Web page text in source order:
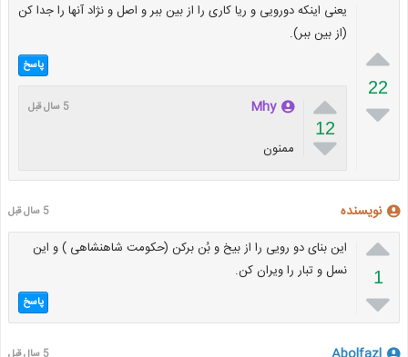

22

یعنی اینکه دورویی و ریا کاری را از بین ببر و اصل و نژاد آنها را جدا کن
(از بین ببر).
پاسخ

12

Mhy 5 سال قبل
ممنون
نویسنده 5 سال قبل

1

این بنای دو رویی را از بیخ و بُن برکن (حکومت شاهنشاهی ) و این
نسل و تبار را ویران کن.
پاسخ